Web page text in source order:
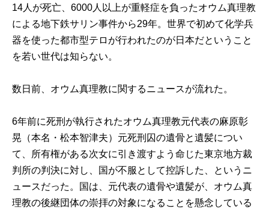
14人が死亡、6000人以上が重軽症を負ったオウム真理教
による地下鉄サリン事件から29年。世界で初めて化学兵
器を使った都市型テロが行われたのが日本だということ
を若い世代は知らない。
数日前、オウム真理教に関するニュースが流れた。
6年前に死刑が執行されたオウム真理教元代表の麻原彰
晃（本名・松本智津夫）元死刑囚の遺骨と遺髪につい
て、所有権がある次女に引き渡すよう命じた東京地方裁
判所の判決に対し、国が不服として控訴した、というニ
ュースだった。国は、元代表の遺骨や遺髪が、オウム真
理教の後継団体の崇拝の対象になることを懸念している